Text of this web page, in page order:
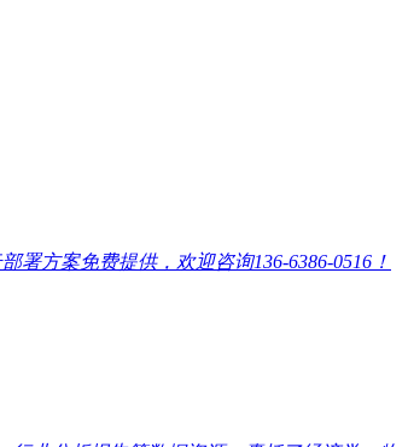
方案免费提供，欢迎咨询136-6386-0516！